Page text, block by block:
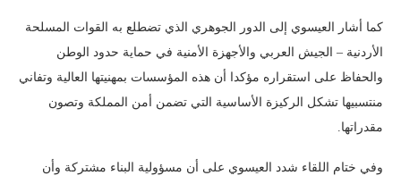
كما أشار العيسوي إلى الدور الجوهري الذي تضطلع به القوات المسلحة
الأردنية – الجيش العربي والأجهزة الأمنية في حماية حدود الوطن
والحفاظ على استقراره مؤكدا أن هذه المؤسسات بمهنيتها العالية وتفاني
منتسبيها تشكل الركيزة الأساسية التي تضمن أمن المملكة وتصون
مقدراتها.
وفي ختام اللقاء شدد العيسوي على أن مسؤولية البناء مشتركة وأن